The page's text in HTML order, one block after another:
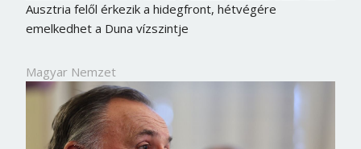
Ausztria felől érkezik a hidegfront, hétvégére
emelkedhet a Duna vízszintje
Magyar Nemzet